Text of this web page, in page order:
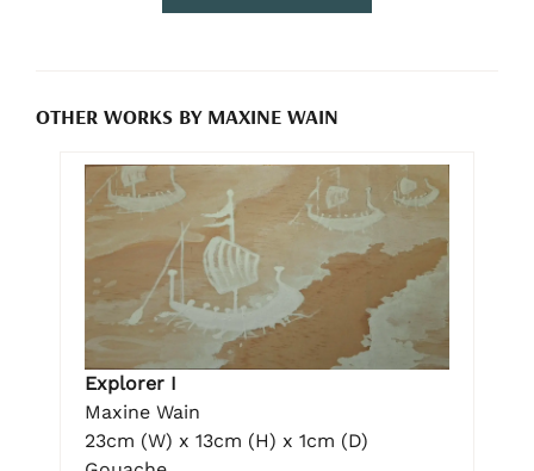
OTHER WORKS BY MAXINE WAIN
Explorer I
Maxine Wain
23cm (W) x 13cm (H) x 1cm (D)